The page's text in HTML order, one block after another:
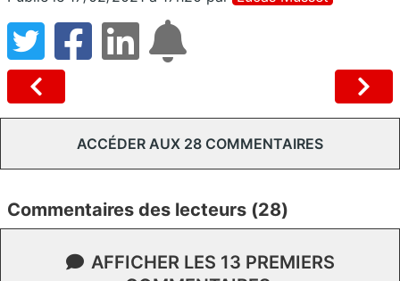
ACCÉDER AUX 28 COMMENTAIRES
Commentaires des lecteurs (28)
AFFICHER LES 13 PREMIERS